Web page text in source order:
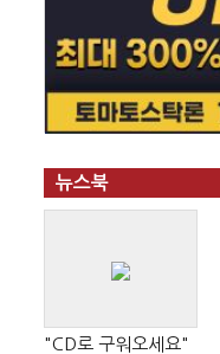
뉴스북
"CD로 구워오세요"